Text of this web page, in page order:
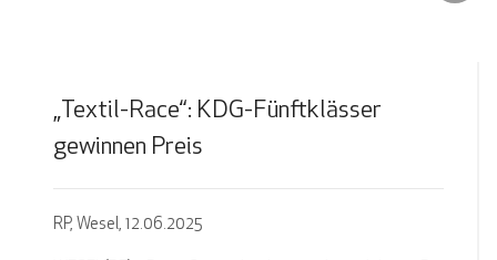
„Textil-Race“: KDG-Fünftklässer
gewinnen Preis
RP, Wesel, 12.06.2025